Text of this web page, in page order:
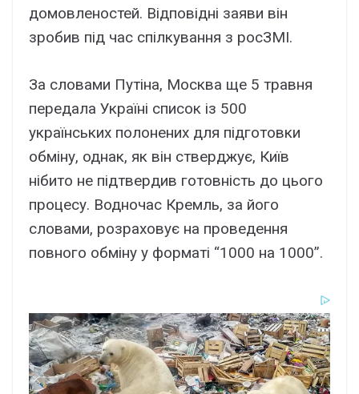
домовленостей. Відповідні заяви він
зробив під час спілкування з росЗМІ.
За словами Путіна, Москва ще 5 травня
передала Україні список із 500
українських полонених для підготовки
обміну, однак, як він стверджує, Київ
нібито не підтвердив готовність до цього
процесу. Водночас Кремль, за його
словами, розраховує на проведення
повного обміну у форматі “1000 на 1000”.